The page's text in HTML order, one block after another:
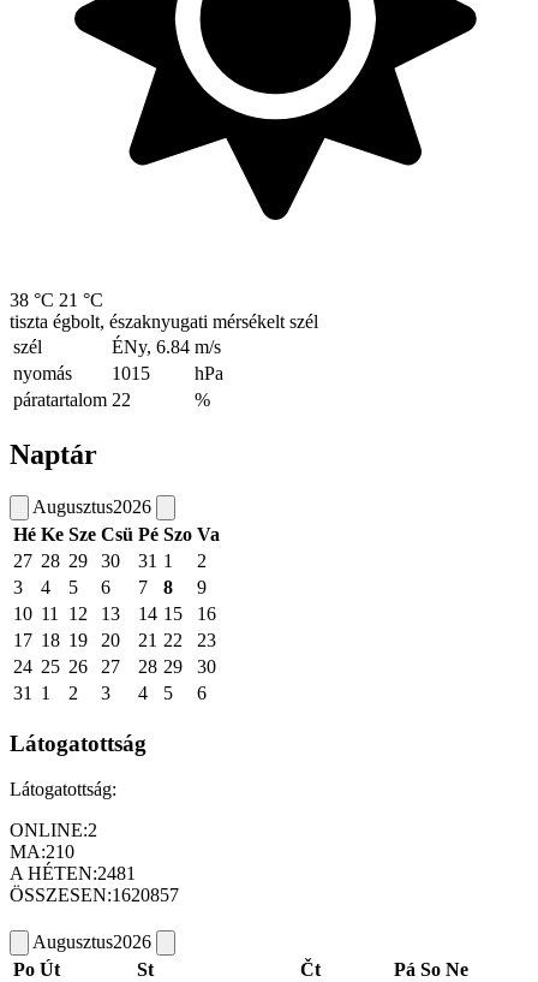
38 °C 21 °C
tiszta égbolt, északnyugati mérsékelt szél
szél
ÉNy, 6.84 m/s
nyomás
1015
hPa
páratartalom 22 %
Naptár
Augusztus2026
Hé Ke Sze Csü Pé Szo Va
27 28 29 30 31 1
2
3
4 5 6 7 8
9
10 11 12 13 14 15
16
17 18 19 20 21 22
23
24 25 26 27 28 29
30
31
1 2 3 4 5 6
Látogatottság
Látogatottság:
ONLINE:2
MA:210
A HÉTEN:2481
ÖSSZESEN:1620857
Augusztus2026
Po Út St Čt Pá So Ne